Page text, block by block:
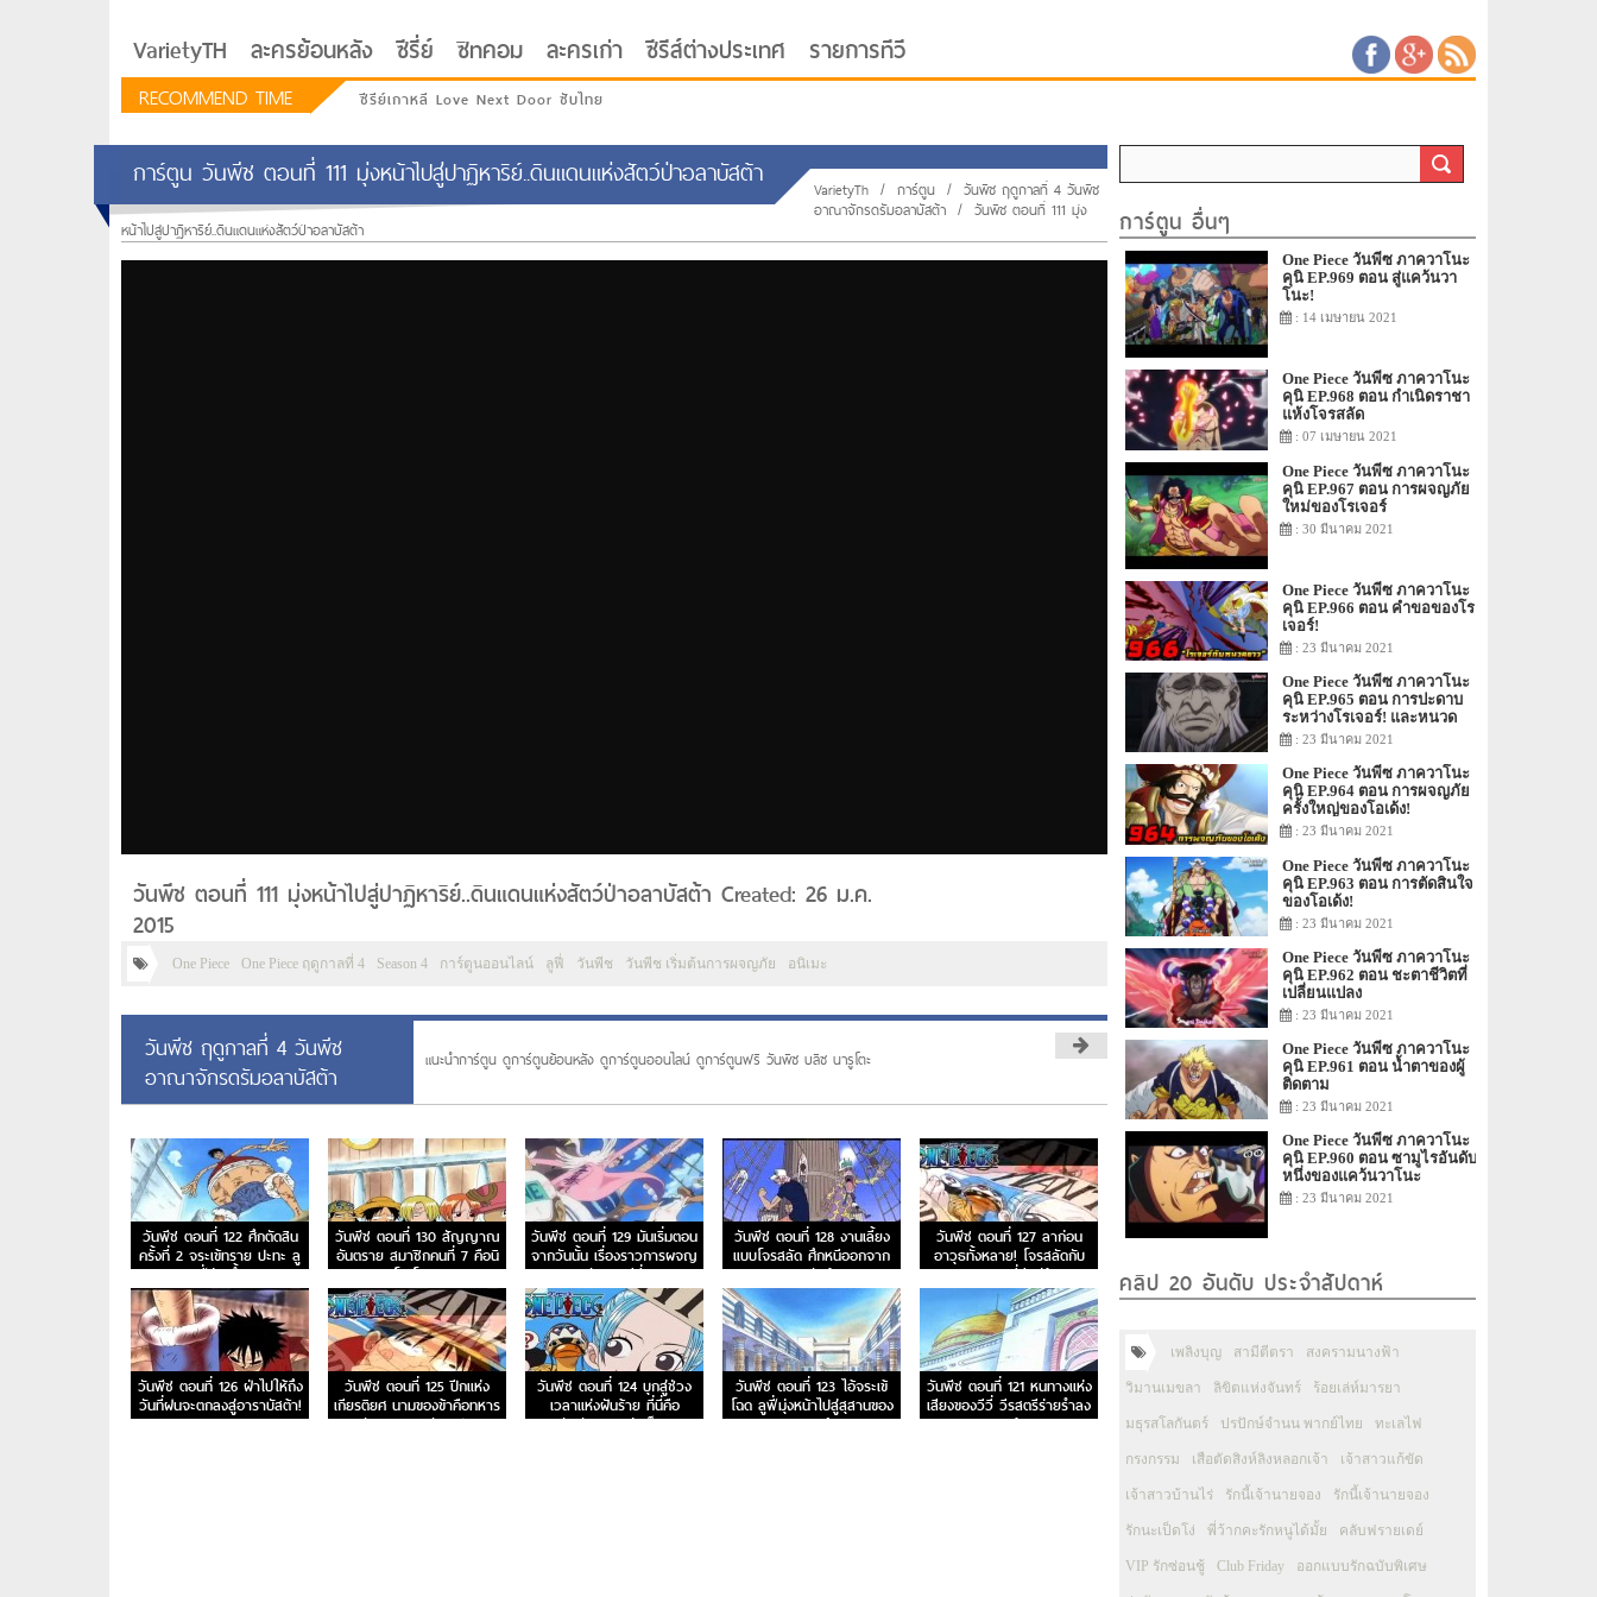
VarietyTH ละครย้อนหลัง ซีรี่ย์ ซิทคอม ละครเก่า ซีรีส์ต่างประเทศ รายการทีวี
RECOMMEND TIME ซีรีย์เกาหลี Love Next Door ซับไทย
การ์ตูน วันพีช ตอนที่ 111 มุ่งหน้าไปสู่ปาฏิหาริย์..ดินแดนแห่งสัตว์ป่าอลาบัสต้า VarietyTh / การ์ตูน / วันพีช ฤดูกาลที่ 4 วันพีช
อาณาจักรดรัมอลาบัสต้า / วันพีช ตอนที่ 111 มุ่ง
หน้าไปสู่ปาฏิหาริย์..ดินแดนแห่งสัตว์ป่าอลาบัสต้า
วันพีช ตอนที่ 111 มุ่งหน้าไปสู่ปาฏิหาริย์..ดินแดนแห่งสัตว์ป่าอลาบัสต้า Created: 26 ม.ค.
2015
One Piece One Piece ฤดูกาลที่ 4 Season 4 การ์ตูนออนไลน์ ลูฟี่ วันพีช วันพีช เริ่มต้นการผจญภัย อนิเมะ
วันพีช ฤดูกาลที่ 4 วันพีช
อาณาจักรดรัมอลาบัสต้า
แนะนำการ์ตูน ดูการ์ตูนย้อนหลัง ดูการ์ตูนออนไลน์ ดูการ์ตูนฟรี วันพีซ บลีซ นารูโตะ
วันพีช ตอนที่ 122 ศึกตัดสิน
ครั้งที่ 2 จระเข้ทราย ปะทะ ลู
ฟี่ร่างน้ำ
วันพีช ตอนที่ 130 สัญญาณ
อันตราย สมาชิกคนที่ 7 คือนิ
โค โรบิน
วันพีช ตอนที่ 129 มันเริ่มตอน
จากวันนั้น เรื่องราวการผจญ
ภัยของวีวี่
วันพีช ตอนที่ 128 งานเลี้ยง
แบบโจรสลัด ศึกหนีออกจาก
อาราบัสต้า!
วันพีช ตอนที่ 127 ลาก่อน
อาวุธทั้งหลาย! โจรสลัดกับ
ความยุติธรรมที่มีอยู่น้อยนิด!
วันพีช ตอนที่ 126 ฝ่าไปให้ถึง
วันที่ฝนจะตกลงสู่อาราบัสต้า!
วันพีช ตอนที่ 125 ปีกแห่ง
เกียรติยศ นามของข้าคือทหาร
รักษาอาณาจักรเปรู
วันพีช ตอนที่ 124 บุกสู่ช่วง
เวลาแห่งฝันร้าย ที่นี่คือ
ฐานทัพลับของกลุ่มเม็ดทราย
วันพีช ตอนที่ 123 ไอ้จระเข้
โฉด ลูฟี่มุ่งหน้าไปสู่สุสานของ
ราชวงศ์สิ
วันพีช ตอนที่ 121 หนทางแห่ง
เสียงของวีวี่ วีรสตรีร่ายรำลง
มาแล้ว
การ์ตูน อื่นๆ
One Piece วันพีซ ภาควาโนะ
คุนิ EP.969 ตอน สู่แคว้นวา
โนะ!
: 14 เมษายน 2021
One Piece วันพีซ ภาควาโนะ
คุนิ EP.968 ตอน กำเนิดราชา
แห้งโจรสลัด
: 07 เมษายน 2021
One Piece วันพีซ ภาควาโนะ
คุนิ EP.967 ตอน การผจญภัย
ใหม่ของโรเจอร์
: 30 มีนาคม 2021
One Piece วันพีซ ภาควาโนะ
คุนิ EP.966 ตอน คำขอของโร
เจอร์!
: 23 มีนาคม 2021
One Piece วันพีซ ภาควาโนะ
คุนิ EP.965 ตอน การปะดาบ
ระหว่างโรเจอร์! และหนวด
ขาว!: 23 มีนาคม 2021
One Piece วันพีซ ภาควาโนะ
คุนิ EP.964 ตอน การผจญภัย
ครั้งใหญ่ของโอเด้ง!
: 23 มีนาคม 2021
One Piece วันพีซ ภาควาโนะ
คุนิ EP.963 ตอน การตัดสินใจ
ของโอเด้ง!
: 23 มีนาคม 2021
One Piece วันพีซ ภาควาโนะ
คุนิ EP.962 ตอน ชะตาชีวิตที่
เปลี่ยนแปลง
: 23 มีนาคม 2021
One Piece วันพีซ ภาควาโนะ
คุนิ EP.961 ตอน น้ำตาของผู้
ติดตาม
: 23 มีนาคม 2021
One Piece วันพีซ ภาควาโนะ
คุนิ EP.960 ตอน ซามูไรอันดับ
หนึ่งของแคว้นวาโนะ
: 23 มีนาคม 2021
คลิป 20 อันดับ ประจำสัปดาห์
เพลิงบุญ สามีตีตรา สงครามนางฟ้า
วิมานเมขลา ลิขิตแห่งจันทร์ ร้อยเล่ห์มารยา
มธุรสโลกันตร์ ปรปักษ์จำนน พากย์ไทย ทะเลไฟ
กรงกรรม เสือตัดสิงห์ลิงหลอกเจ้า เจ้าสาวแก้ขัด
เจ้าสาวบ้านไร่ รักนี้เจ้านายจอง รักนี้เจ้านายจอง
รักนะเป็ดโง่ พี่ว้ากคะรักหนูได้มั้ย คลับฟรายเดย์
VIP รักซ่อนชู้ Club Friday ออกแบบรักฉบับพิเศษ